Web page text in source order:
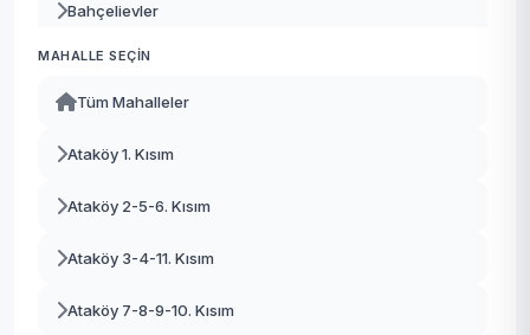
Bahçelievler
Bakırköy
Başakşehir
Bayrampaşa
Beşiktaş
Beykoz
Beylikdüzü
MAHALLE SEÇIN
Tüm Mahalleler
Ataköy 1. Kısım
Ataköy 2-5-6. Kısım
Ataköy 3-4-11. Kısım
Ataköy 7-8-9-10. Kısım